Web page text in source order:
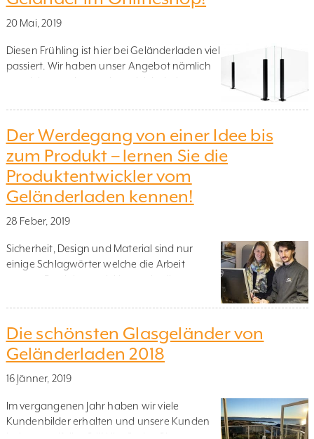
Classic, in 160 cm oder 180 cm Höhe erhältlich
Um den […]
20 Mai, 2019
Diesen Frühling ist hier bei Geländerladen viel
passiert. Wir haben unser Angebot nämlich
Garten-Saison können Sie jetzt alle Produkte
in unserem Onlineshop bestellen :) Lassen Sie
uns gemeinsam einen Blick auf unsere
Neuheiten werfen! Alu Modern Zunächst
einmal haben wir hier Alu […]
Der Werdegang von einer Idee bis
zum Produkt – lernen Sie die
Produktentwickler vom
Geländerladen kennen!
28 Feber, 2019
Sicherheit, Design und Material sind nur
einige Schlagwörter welche die Arbeit
Luciano Masetti arbeiten als
Produktentwickler im Geländerladen. Nun
möchten wir Ihnen gerne einen Einblick
gewähren, wie die Arbeit in dieser Abteilung
aussieht. Fangen wir damit an etwas über sie
zu erzählen: – Ich habe 5 Jahre
Industriedesign in […]
Die schönsten Glasgeländer von
Geländerladen 2018
16 Jänner, 2019
Im vergangenen Jahr haben wir viele
Kundenbilder erhalten und unsere Kunden